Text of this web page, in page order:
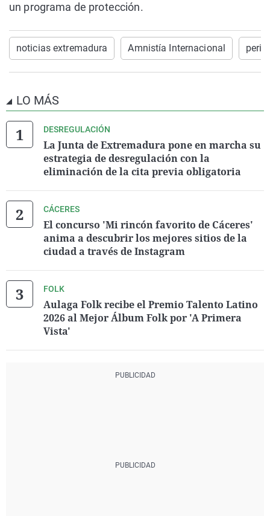
un programa de protección.
noticias extremadura Amnistía Internacional
LO MÁS
DESREGULACIÓN
La Junta de Extremadura pone en marcha su
estrategia de desregulación con la
eliminación de la cita previa obligatoria
CÁCERES
El concurso 'Mi rincón favorito de Cáceres'
anima a descubrir los mejores sitios de la
ciudad a través de Instagram
FOLK
Aulaga Folk recibe el Premio Talento Latino
2026 al Mejor Álbum Folk por 'A Primera
Vista'